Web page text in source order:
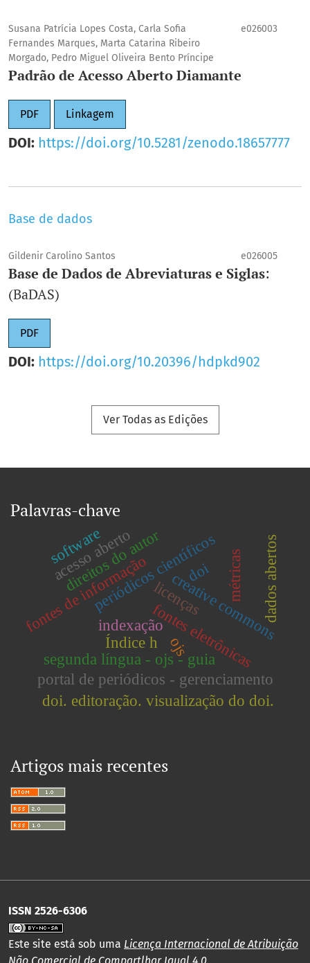
Susana Patrícia Lopes Costa, Carla Sofia
Fernandes Marques, Marta Catarina Ribeiro
Morgado, Pedro Miguel Oliveira Bento Príncipe
e026003
Padrão de Acesso Aberto Diamante
PDF Linkagem
DOI: https://doi.org/10.5281/zenodo.18657777
Base de dados
Gildenir Carolino Santos e026005
Base de Dados de Abreviaturas e Siglas:
(BaDAS)
PDF
DOI: https://doi.org/10.20396/hdpkd902
Ver Todas as Edições
Palavras-chave
indexação
periódicos científicos
fontes eletrônicas
fontes de informação
portal de periódicos - gerenciamento
segunda língua - ojs - guia
licenças
creative commons
direitos do autor
acesso aberto
Índice h
métricas
software
doi. editoração. visualização do doi.
dados abertos
doi
ojs
Artigos mais recentes
ISSN 2526-6306
Este site está sob uma Licença Internacional de Atribuição
Não Comercial de Compartlhar Igual 4.0